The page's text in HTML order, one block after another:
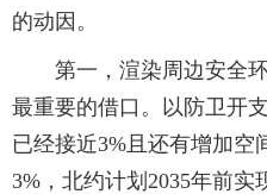
的动因。
第一，渲染周边安全
最重要的借口。以防卫开
已经接近3%且还有增加空
3%，北约计划2035年前实